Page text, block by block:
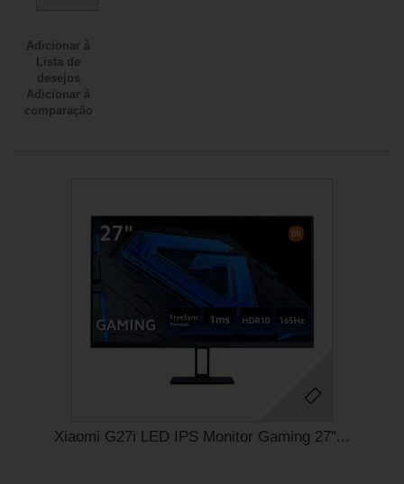
Adicionar à
Lista de
desejos
Adicionar à
comparação
Xiaomi G27i LED IPS Monitor Gaming 27"...